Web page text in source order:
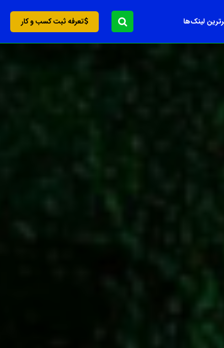
لینک‌ها تعرفه ثبت کسب و کار